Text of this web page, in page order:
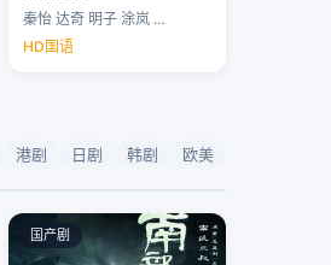
秦怡 达奇 明子 涂岚 …
HD国语
港剧 日剧 韩剧 欧美
国产剧